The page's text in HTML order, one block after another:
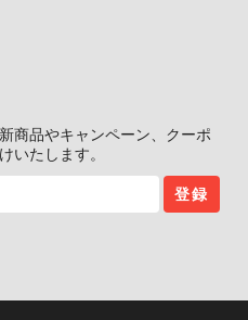
商品やキャンペーン、クーポ
いたします。
登録